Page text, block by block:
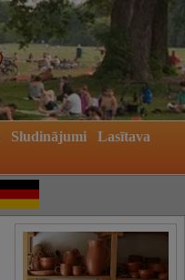
Sludinājumi
Lasītava